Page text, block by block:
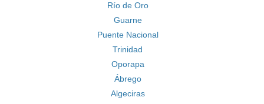
Río de Oro
Guarne
Puente Nacional
Trinidad
Oporapa
Ábrego
Algeciras